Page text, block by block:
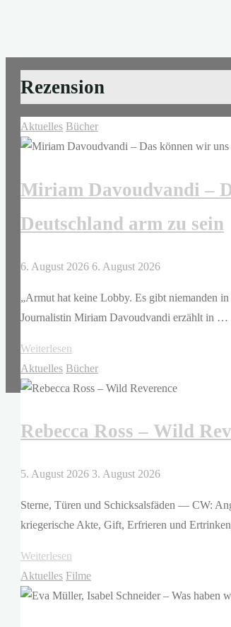
Rezension
Aktuelles Bücher
Miriam Davoudvandi –
Deutschland arm zu sein
6. August 2026 6. August 2026
„Armut hat keine Lobby. Es gibt niemanden
Journalistin Miriam Davoudvandi erzählt in …
Weiterlesen
Davoudvandi
–
können
leisten.
Was
Aktuelles Bücher
Rebecca Ross – Wild
5. August 2026 3. August 2026
Sterne, Türen und Schicksalsfäden — CW:
kriegerische Akte, Gift, Erfrieren und
Weiterlesen
Ross
–
Aktuelles Filme